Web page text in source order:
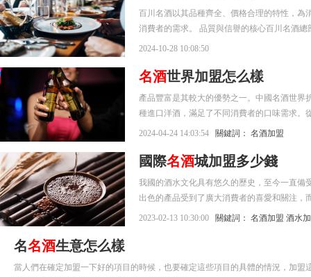
百川名酒以其品種齊全、價格合理的特性，為
消費者的需求。 品質與信譽的核心百川名酒
2024-10-28 10:08:50
名酒世界加盟怎么樣
產品豐富是其較大的優勢之一。中國名酒世界折
種進口洋酒，滿足了不同消費者的口味需求。
2024-04-24 14:03:54 關鍵詞： 名酒加盟
國際名酒城加盟多少錢
我國的酒水文化具有悠久的歷史，至今一直
出色的產品受到了廣大消費者的喜愛和關注
為一個來自我國四川地區的出色就業經營公司
2023-02-13 10:30:00 關鍵詞： 名酒加盟 酒水
名名酒生意怎么樣
當人們在確定加盟一下好的項目的時候，也要確定這些項目的具體的情況，加盟這